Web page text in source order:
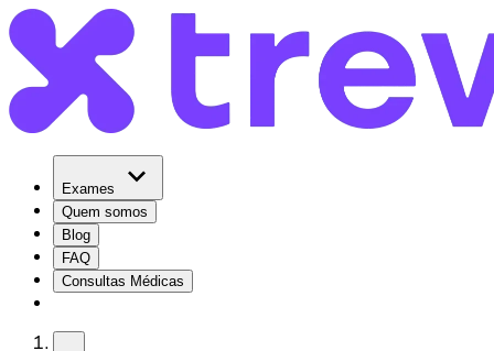
Exames
Quem somos
Blog
FAQ
Consultas Médicas